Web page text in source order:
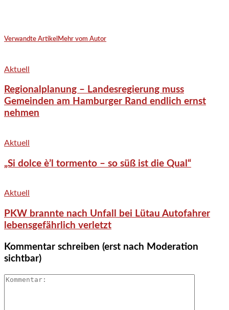
Verwandte Artikel Mehr vom Autor
Aktuell
Regionalplanung – Landesregierung muss
Gemeinden am Hamburger Rand endlich ernst
nehmen
Aktuell
„Si dolce è’l tormento – so süß ist die Qual“
Aktuell
PKW brannte nach Unfall bei Lütau Autofahrer
lebensgefährlich verletzt
Kommentar schreiben (erst nach Moderation
sichtbar)